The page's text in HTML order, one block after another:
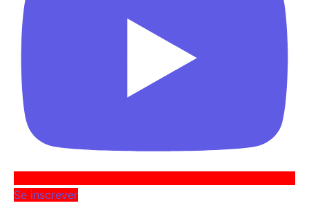
Se inscrever